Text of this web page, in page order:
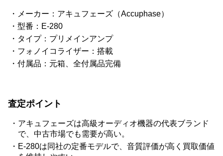
メーカー：アキュフェーズ（Accuphase）
型番：E-280
タイプ：プリメインアンプ
フォノイコライザー：搭載
付属品：元箱、全付属品完備
査定ポイント
アキュフェーズは高級オーディオ機器の代表ブランド
で、中古市場でも需要が高い。
E-280は同社の定番モデルで、音質評価が高く買取価値